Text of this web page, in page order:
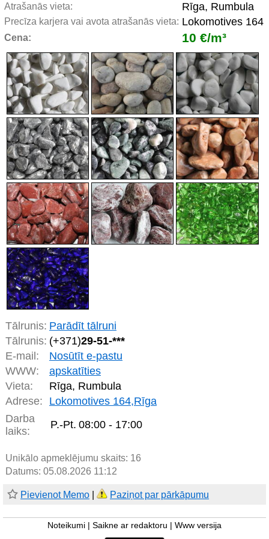
Atrašanās vieta: Rīga, Rumbula
Precīza karjera vai avota atrašanās vieta: Lokomotives 164
Cena: 10 €/m³
Tālrunis: Parādīt tālruni
Tālrunis: (+371)29-51-***
E-mail:
Nosūtīt e-pastu
WWW:
apskatīties
Vieta:
Rīga, Rumbula
Adrese:
Lokomotives 164,Rīga
Darba
laiks:
P.-Pt. 08:00 - 17:00
Unikālo apmeklējumu skaits: 16
Datums: 05.08.2026 11:12
Pievienot Memo Paziņot par pārkāpumu
Noteikumi Saikne ar redaktoru Www versija